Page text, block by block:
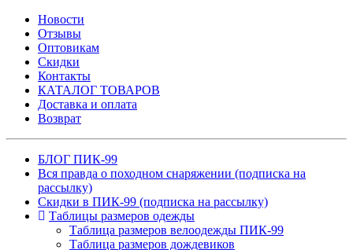
Новости
Отзывы
Оптовикам
Скидки
Контакты
КАТАЛОГ ТОВАРОВ
Доставка и оплата
Возврат
БЛОГ ПИК-99
Вся правда о походном снаряжении (подписка на
рассылку)
Скидки в ПИК-99 (подписка на рассылку)
Таблицы размеров одежды
Таблица размеров велоодежды ПИК-99
Таблица размеров дождевиков